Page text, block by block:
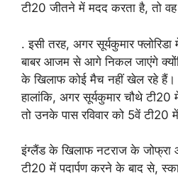
टी20 जीतने में मदद करता है, तो वह
. इसी तरह, अगर सूर्यकुमार
बाबर आजम से आगे निकल जाएंगे
के खिलाफ कोई मैच नहीं खेल रहे हैं।
हालांकि, अगर सूर्यकुमार चौथे टी20
तो उनके पास रविवार को 5वें टी20
इंग्लैंड के खिलाफ नटराज के
टी20 में पदार्पण करने के बाद से,